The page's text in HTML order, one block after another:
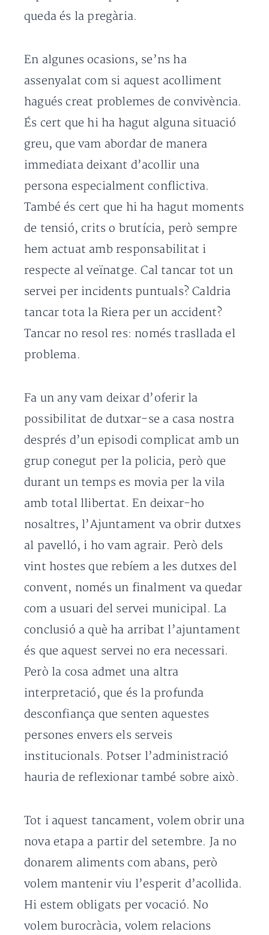
queda és la pregària.
En algunes ocasions, se’ns ha
assenyalat com si aquest acolliment
hagués creat problemes de convivència.
És cert que hi ha hagut alguna situació
greu, que vam abordar de manera
immediata deixant d’acollir una
persona especialment conflictiva.
També és cert que hi ha hagut moments
de tensió, crits o brutícia, però sempre
hem actuat amb responsabilitat i
respecte al veïnatge. Cal tancar tot un
servei per incidents puntuals? Caldria
tancar tota la Riera per un accident?
Tancar no resol res: només trasllada el
problema.
Fa un any vam deixar d’oferir la
possibilitat de dutxar-se a casa nostra
després d’un episodi complicat amb un
grup conegut per la policia, però que
durant un temps es movia per la vila
amb total llibertat. En deixar-ho
nosaltres, l’Ajuntament va obrir dutxes
al pavelló, i ho vam agrair. Però dels
vint hostes que rebíem a les dutxes del
convent, només un finalment va quedar
com a usuari del servei municipal. La
conclusió a què ha arribat l’ajuntament
és que aquest servei no era necessari.
Però la cosa admet una altra
interpretació, que és la profunda
desconfiança que senten aquestes
persones envers els serveis
institucionals. Potser l’administració
hauria de reflexionar també sobre això.
Tot i aquest tancament, volem obrir una
nova etapa a partir del setembre. Ja no
donarem aliments com abans, però
volem mantenir viu l’esperit d’acollida.
Hi estem obligats per vocació. No
volem burocràcia, volem relacions